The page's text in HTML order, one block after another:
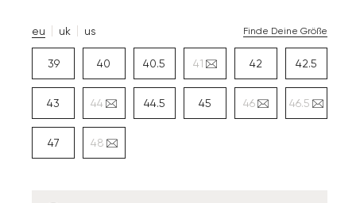
eu uk us Finde Deine Größe
39 40 40.5 41 42 42.5
43 44 44.5 45 46 46.5
47 48